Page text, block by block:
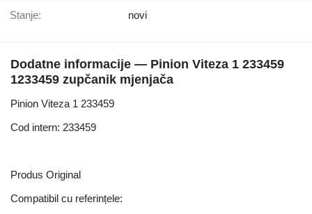
Stanje: novi
Dodatne informacije — Pinion Viteza 1 233459
1233459 zupčanik mjenjača
Pinion Viteza 1 233459
Cod intern: 233459
Produs Original
Compatibil cu referințele: